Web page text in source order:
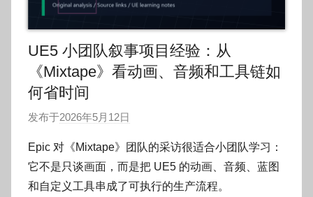
UE5 小团队叙事项目经验：从
《Mixtape》看动画、音频和工具链如
何省时间
发布于2026年5月12日
:
O
k
Epic 对《Mixtape》团队的采访很适合小团队学习：
它不是只谈画面，而是把 UE5 的动画、音频、蓝图
和自定义工具串成了可执行的生产流程。